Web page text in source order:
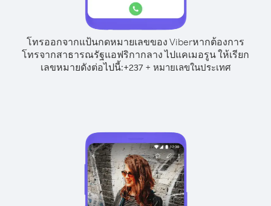
โทรออกจากแป้นกดหมายเลขของ Viberหากต้องการ
โทรจากสาธารณรัฐแอฟริกากลาง ไปแคเมอรูน ให้เรียก
เลขหมายดังต่อไปนี้:+237+ หมายเลขในประเทศ